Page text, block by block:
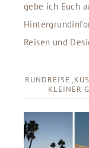
gebe ich Euch
Reisen und
RUNDREISE
KLEINER